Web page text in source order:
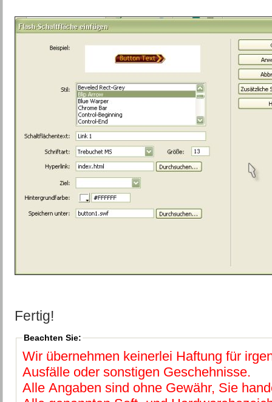
Fertig!
Beachten Sie:
Wir übernehmen keinerlei Haftung für
Ausfälle oder sonstigen Geschehnisse.
Alle Angaben sind ohne Gewähr, Sie